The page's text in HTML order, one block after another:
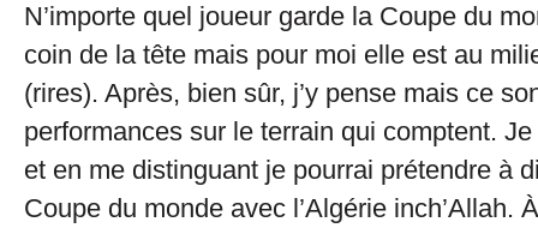
N’importe quel joueur garde la Coupe du
coin de la tête mais pour moi elle est au
(rires). Après, bien sûr, j’y pense mais ce
performances sur le terrain qui comptent. Je
et en me distinguant je pourrai prétendre à
Coupe du monde avec l’Algérie inch’Allah.